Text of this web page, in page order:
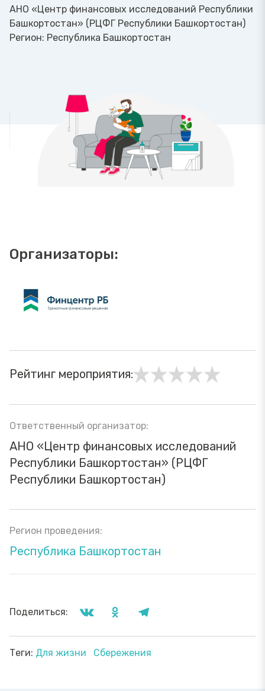
АНО «Центр финансовых исследований Республики
Башкортостан» (РЦФГ Республики Башкортостан)
Регион: Республика Башкортостан
Организаторы:
Рейтинг мероприятия:
Ответственный организатор:
АНО «Центр финансовых исследований
Республики Башкортостан» (РЦФГ
Республики Башкортостан)
Регион проведения:
Республика Башкортостан
Поделиться:
Теги: Для жизни Сбережения